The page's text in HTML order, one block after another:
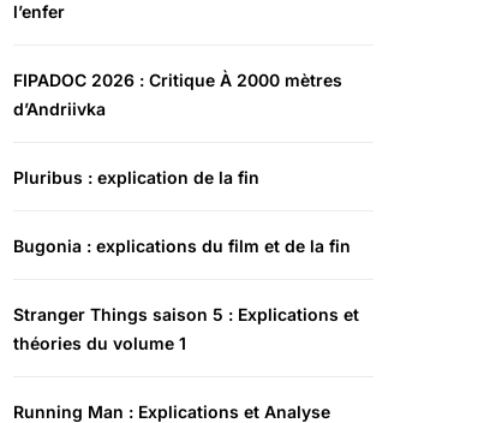
l’enfer
FIPADOC 2026 : Critique À 2000 mètres
d’Andriivka
Pluribus : explication de la fin
Bugonia : explications du film et de la fin
Stranger Things saison 5 : Explications et
théories du volume 1
Running Man : Explications et Analyse